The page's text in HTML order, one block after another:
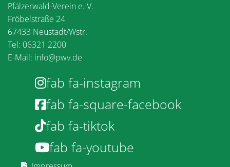
Pfälzerwald-Verein e. V.
Fröbelstraße 24
67433 Neustadt/Wstr.
Tel: 06321 2200
E-Mail: info@pwv.de
fab fa-instagram
fab fa-square-facebook
fab fa-tiktok
fab fa-youtube